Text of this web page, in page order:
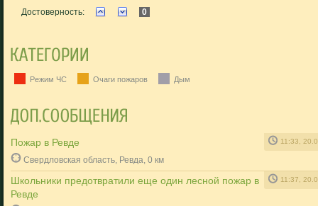
Достоверность: 0
Режим ЧС Очаги пожаров Дым
Пожар в Ревде 11:33,
Свердловская область, Ревда, 0 км
Школьники предотвратили еще один лесной пожар в
Ревде
11:37,